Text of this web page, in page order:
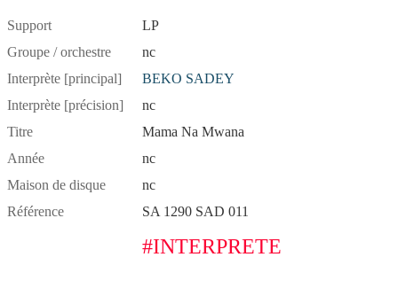
Support
LP
Groupe / orchestre
nc
Interprète [principal]
BEKO SADEY
Interprète [précision]
nc
Titre
Mama Na Mwana
Année
nc
Maison de disque
nc
Référence
SA 1290 SAD 011
#INTERPRETE